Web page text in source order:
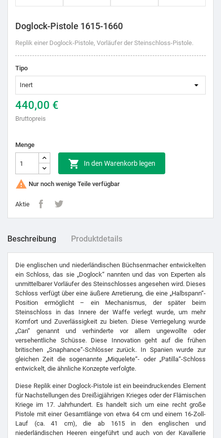
Doglock-Pistole 1615-1660
Replik einer Doglock-Pistole, Vorläufer der Steinschloss-Pistole.
Tipo
440,00 €
Bruttopreis
Menge
 In den Warenkorb legen
 Nur noch wenige Teile verfügbar
Aktie
Beschreibung Produktdetails
Die englischen und niederländischen Büchsenmacher entwickelten
ein Schloss, das sie „Doglock“ nannten und das von Experten als
unmittelbarer Vorläufer des Steinschlosses angesehen wird. Dieses
Schloss verfügt über eine äußere Arretierung, die eine „Halbspann“-
Position ermöglicht – ein Mechanismus, der später beim
Steinschloss in das Innere der Waffe verlegt wurde, um mehr
Komfort und Zuverlässigkeit zu bieten. Diese Verriegelung wurde
„Can“ genannt und verhinderte vor allem ungewollte oder
versehentliche Schüsse. Diese Innovation geht auf die frühen
britischen „Snaphance“-Schlösser zurück. In Spanien wurde zur
gleichen Zeit die sogenannte „Miquelete“- oder „Patilla“-Schloss
entwickelt, die ähnliche Konzepte verfolgte.
Diese Replik einer Doglock-Pistole ist ein beeindruckendes Element
für Nachstellungen des Dreißigjährigen Krieges oder der Flämischen
Kriege im 17. Jahrhundert. Es handelt sich um eine recht große
Pistole mit einer Gesamtlänge von etwa 64 cm und einem 16-Zoll-
Lauf (ca. 41 cm), die ab 1615 in den englischen und
niederländischen Heeren eingeführt und auch von der Kavallerie